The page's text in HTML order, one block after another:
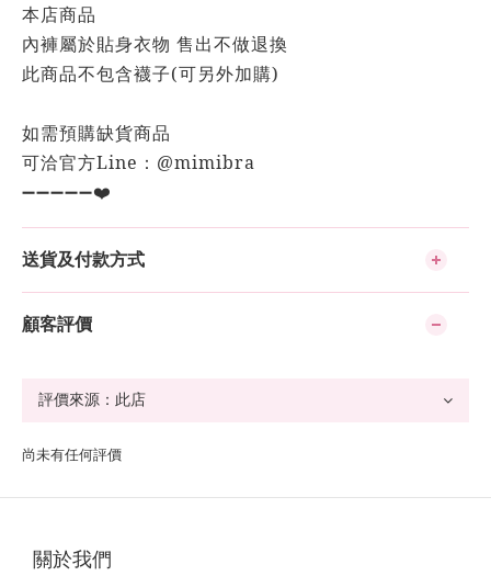
本店商品
內褲屬於貼身衣物 售出不做退換
此商品不包含襪子(可另外加購)
如需預購缺貨商品
可洽官方Line：@mimibra
➖➖➖➖➖❤️
送貨及付款方式
顧客評價
尚未有任何評價
關於我們